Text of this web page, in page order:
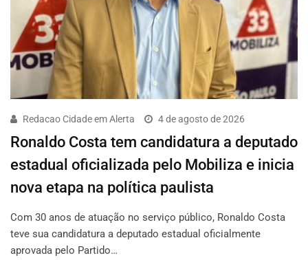
Redacao Cidade em Alerta 4 de agosto de 2026
Ronaldo Costa tem candidatura a deputado
estadual oficializada pelo Mobiliza e inicia
nova etapa na política paulista
Com 30 anos de atuação no serviço público, Ronaldo Costa
teve sua candidatura a deputado estadual oficialmente
aprovada pelo Partido…